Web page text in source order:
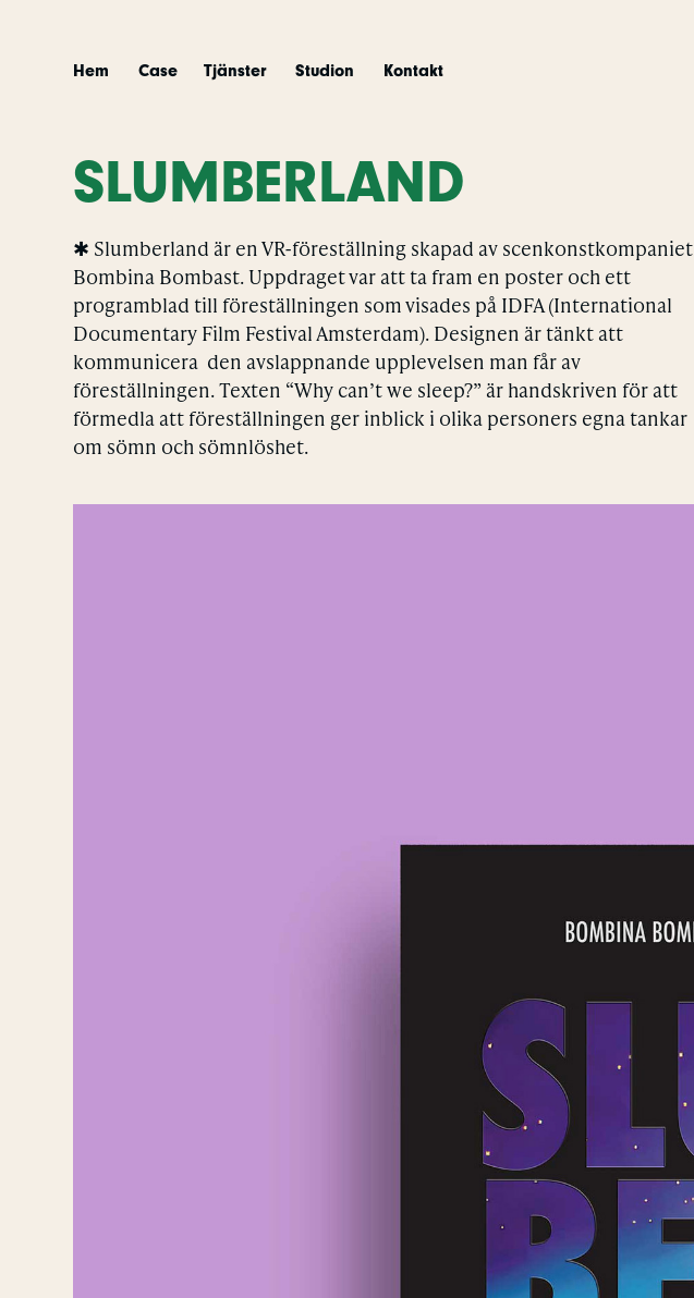
Hem Case Tjänster Studion Kontakt
SLUMBERLAND
✱ Slumberland är en VR-föreställning skapad av scenkonstkompaniet
Bombina Bombast. Uppdraget var att ta fram en poster och ett
programblad till föreställningen som visades på IDFA (International
Documentary Film Festival Amsterdam). Designen är tänkt att
kommunicera den avslappnande upplevelsen man får av
föreställningen. Texten “Why can’t we sleep?” är handskriven för att
förmedla att föreställningen ger inblick i olika personers egna tankar
om sömn och sömnlöshet.